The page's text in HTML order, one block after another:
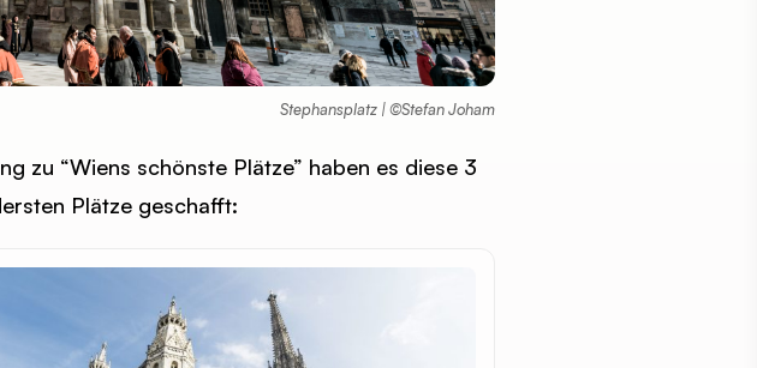
Stephansplatz | ©Stefan Joham
zu “Wiens schönste Plätze” haben es diese 3
Plätze geschafft: